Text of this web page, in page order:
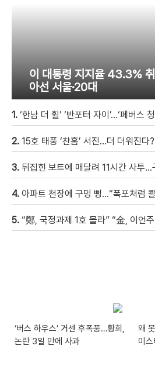
이 대통령 지지율 43.3% 취
아선 서울·20대
1. ‘한남 더 휠’ ‘반포터 자이’…‘폐버스
2. 15호 태풍 ‘찬홈’ 서진…더 더워진다?
3. 뒤집힌 보트에 매달려 11시간 사투
4. 아파트 천장에 구멍 뻥…“폭포처럼
5. “鄭, 국정과제 1호 몰라” “金, 이언주 텔레그램
‘버스 하우스’ 거센 후폭풍…황희,
논란 3일 만에 사과
왜
미스